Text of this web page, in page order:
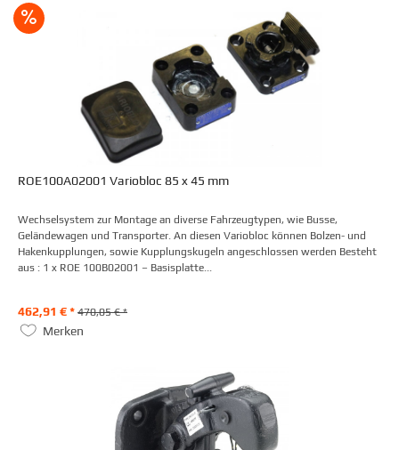
ROE100A02001 Variobloc 85 x 45 mm
Wechselsystem zur Montage an diverse Fahrzeugtypen, wie Busse,
Geländewagen und Transporter. An diesen Variobloc können Bolzen- und
Hakenkupplungen, sowie Kupplungskugeln angeschlossen werden Besteht
aus : 1 x ROE 100B02001 – Basisplatte...
462,91 € * 470,05 € *
Merken